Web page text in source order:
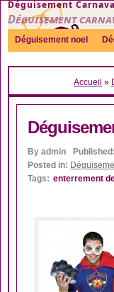
Déguisement
Déguisement
Déguisement noel
Sexy Déguisement
Accueil »
By admin Published:
Posted in:
Tags: enterrement